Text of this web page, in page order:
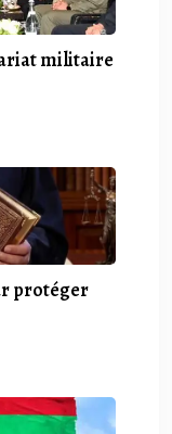
militaire
protéger